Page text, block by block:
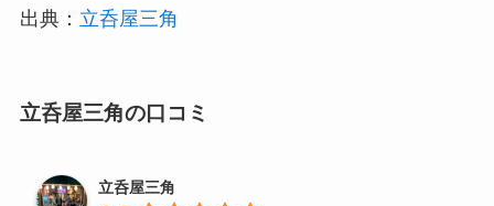
出典： 立呑屋三角
立呑屋三角の口コミ
立呑屋三角